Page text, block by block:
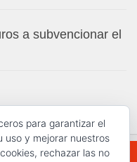
a subvencionar el
para garantizar el
uso y mejorar nuestros
rechazar las no